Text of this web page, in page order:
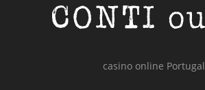
casino online Portugal